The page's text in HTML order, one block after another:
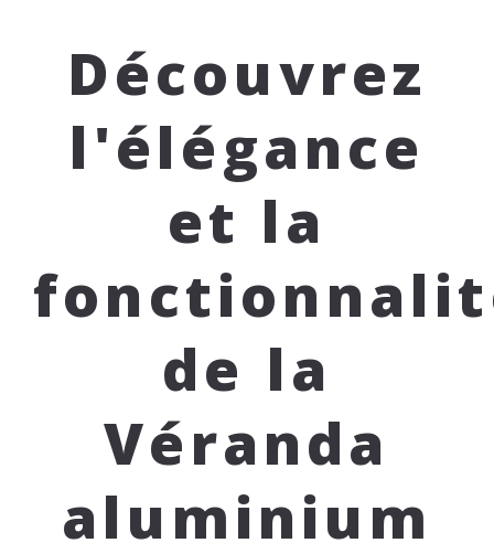
Découvrez
l'élégance
et la
de la
Véranda
aluminium